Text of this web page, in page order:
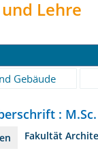
Lehre
Gebäude
:
Fakultät